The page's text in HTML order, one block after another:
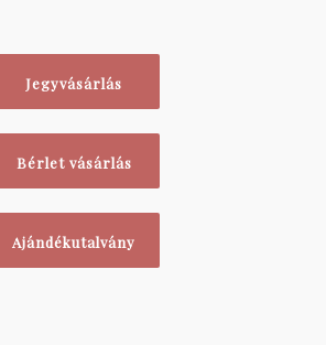
Jegyvásárlás
Bérlet vásárlás
Ajándékutalvány